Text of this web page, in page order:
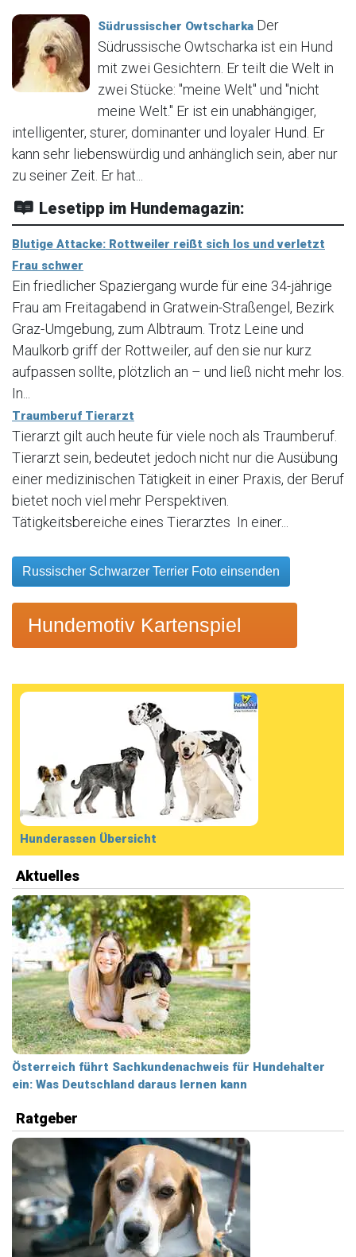
Südrussischer Owtscharka Der
Südrussische Owtscharka ist ein Hund
mit zwei Gesichtern. Er teilt die Welt in
zwei Stücke: "meine Welt" und "nicht
meine Welt." Er ist ein unabhängiger,
intelligenter, sturer, dominanter und loyaler Hund. Er
kann sehr liebenswürdig und anhänglich sein, aber nur
zu seiner Zeit. Er hat...
Lesetipp im Hundemagazin:
Blutige Attacke: Rottweiler reißt sich los und verletzt
Frau schwer
Ein friedlicher Spaziergang wurde für eine 34-jährige
Frau am Freitagabend in Gratwein-Straßengel, Bezirk
Graz-Umgebung, zum Albtraum. Trotz Leine und
Maulkorb griff der Rottweiler, auf den sie nur kurz
aufpassen sollte, plötzlich an – und ließ nicht mehr los.
In...
Traumberuf Tierarzt
Tierarzt gilt auch heute für viele noch als Traumberuf.
Tierarzt sein, bedeutet jedoch nicht nur die Ausübung
einer medizinischen Tätigkeit in einer Praxis, der Beruf
bietet noch viel mehr Perspektiven.
Tätigkeitsbereiche eines Tierarztes In einer...
Russischer Schwarzer Terrier Foto einsenden
Hundemotiv Kartenspiel
Hunderassen Übersicht
Aktuelles
Österreich führt Sachkundenachweis für Hundehalter
ein: Was Deutschland daraus lernen kann
Ratgeber